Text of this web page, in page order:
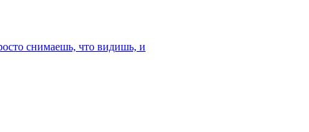
снимаешь, что видишь, и